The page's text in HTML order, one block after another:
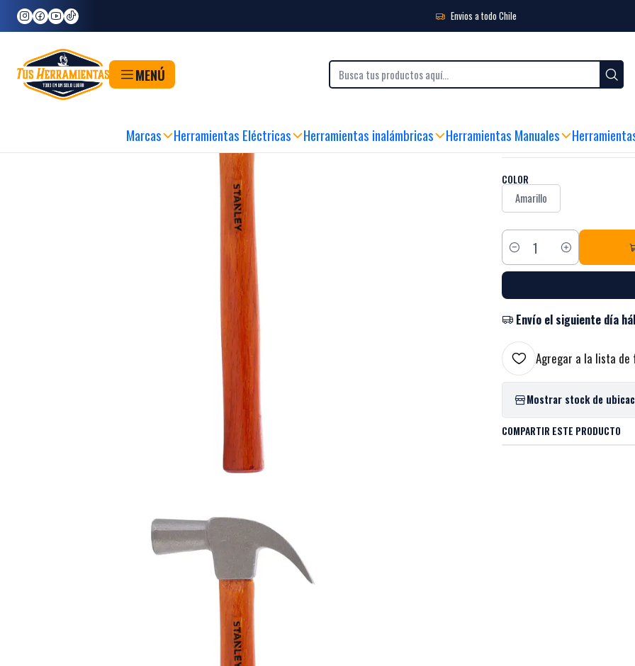
Envios a todo Chile
MENÚ
Marcas Herramientas Eléctricas Herramientas inalámbricas Herramientas Manuales
Inicio Herramientas Martillo cabo madera 20oz Stanley STHT51371-840
|Martillo cabo
MIRA CÓMO FUNCIONA
COLOR
Amarillo
Cantidad
Envío el siguiente día
Agregar a la lista de
Mostrar stock de
COMPARTIR ESTE PRODUCTO